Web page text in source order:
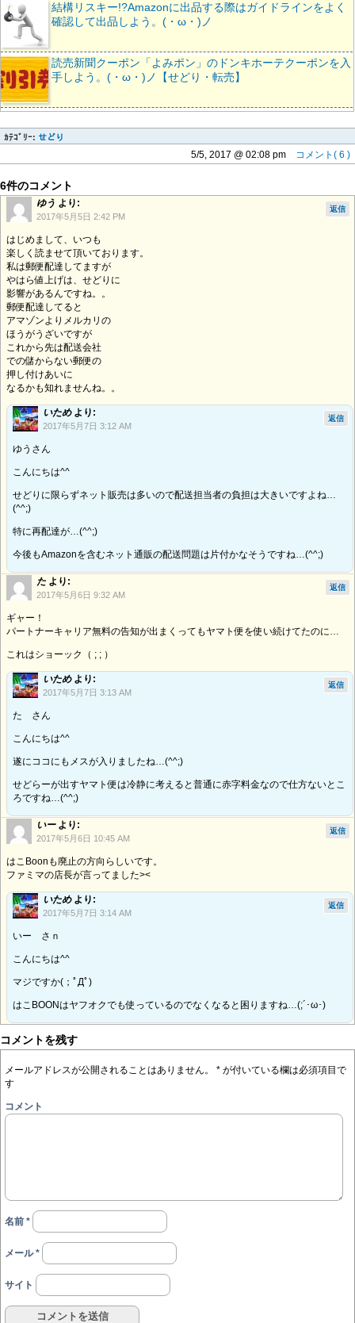
結構リスキー!?Amazonに出品する際はガイドラインをよく
確認して出品しよう。(・ω・)ノ
読売新聞クーポン「よみポン」のドンキホーテクーポンを入
手しよう。(・ω・)ノ【せどり・転売】
ｶﾃｺﾞﾘｰ: せどり
5/5, 2017 @ 02:08 pm コメント( 6 )
6件のコメント
ゆう より:
2017年5月5日 2:42 PM
はじめまして、いつも
楽しく読ませて頂いております。
私は郵便配達してますが
やはら値上げは、せどりに
影響があるんですね。。
郵便配達してると
アマゾンよりメルカリの
ほうがうざいですが
これから先は配送会社
での儲からない郵便の
押し付けあいに
なるかも知れませんね。。
返信
いため より:
2017年5月7日 3:12 AM
ゆうさん
こんにちは^^
せどりに限らずネット販売は多いので配送担当者の負担は大きいですよね…
(^^;)
特に再配達が…(^^;)
今後もAmazonを含むネット通販の配送問題は片付かなそうですね…(^^;)
返信
た より:
2017年5月6日 9:32 AM
ギャー！
パートナーキャリア無料の告知が出まくってもヤマト便を使い続けてたのに…
これはショーック（ ; ; ）
返信
いため より:
2017年5月7日 3:13 AM
た さん
こんにちは^^
遂にココにもメスが入りましたね…(^^;)
せどらーが出すヤマト便は冷静に考えると普通に赤字料金なので仕方ないとこ
ろですね…(^^;)
返信
いー より:
2017年5月6日 10:45 AM
はこBoonも廃止の方向らしいです。
ファミマの店長が言ってました><
返信
いため より:
2017年5月7日 3:14 AM
いー さｎ
こんにちは^^
マジですか(；ﾟДﾟ)
はこBOONはヤフオクでも使っているのでなくなると困りますね…(;´･ω･)
返信
コメントを残す
メールアドレスが公開されることはありません。 * が付いている欄は必須項目で
す
コメント
名前 *
メール*
サイト